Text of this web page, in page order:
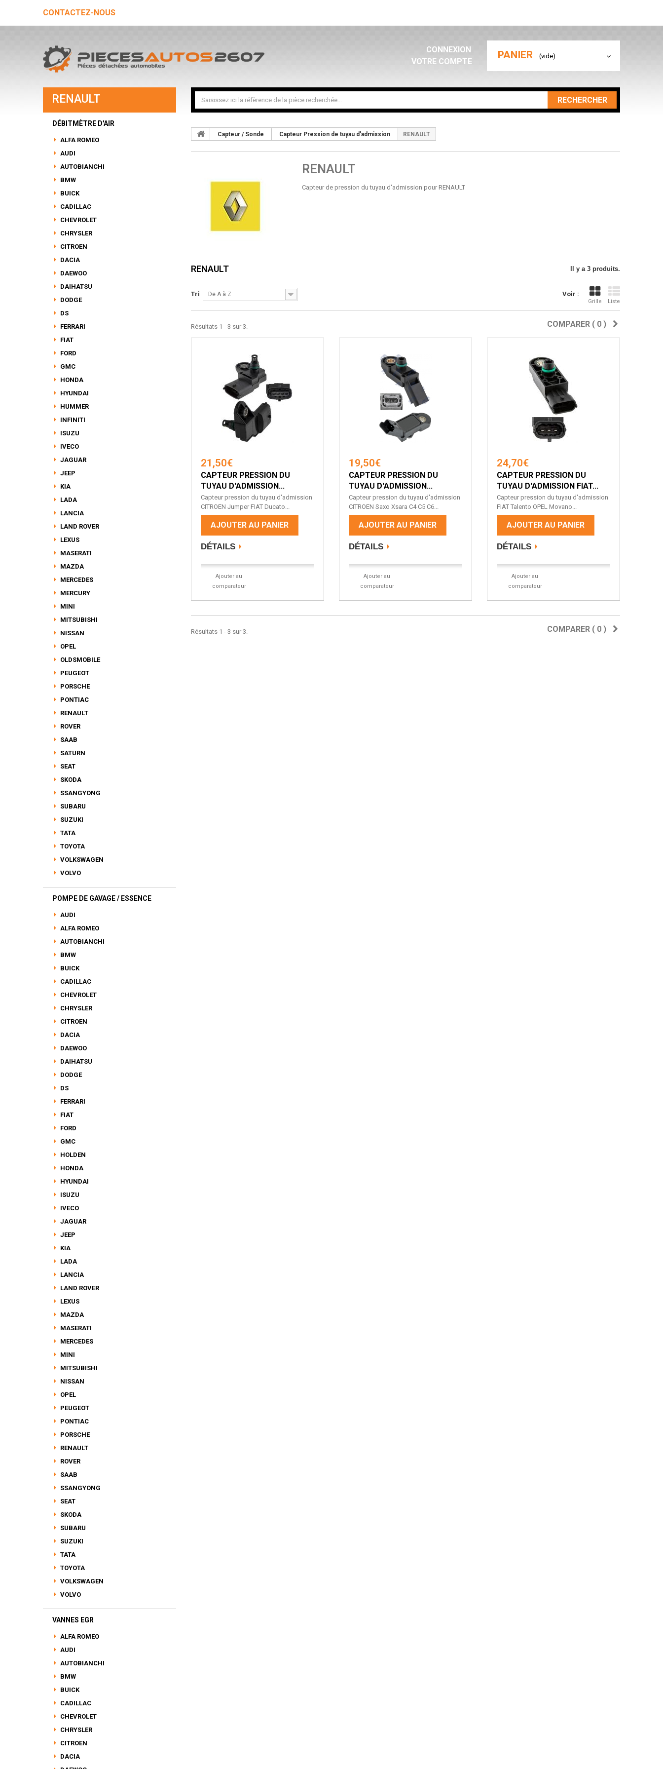
CONTACTEZ-NOUS
PANIER (vide)
CONNEXION
VOTRE COMPTE
RECHERCHER
RENAULT
DÉBITMÈTRE D'AIR
ALFA ROMEO
AUDI
AUTOBIANCHI
BMW
BUICK
CADILLAC
CHEVROLET
CHRYSLER
CITROEN
DACIA
DAEWOO
DAIHATSU
DODGE
DS
FERRARI
FIAT
FORD
GMC
HONDA
HYUNDAI
HUMMER
INFINITI
ISUZU
IVECO
JAGUAR
JEEP
KIA
LADA
LANCIA
LAND ROVER
LEXUS
MASERATI
MAZDA
MERCEDES
MERCURY
MINI
MITSUBISHI
NISSAN
OPEL
OLDSMOBILE
PEUGEOT
PORSCHE
PONTIAC
RENAULT
ROVER
SAAB
SATURN
SEAT
SKODA
SSANGYONG
SUBARU
SUZUKI
TATA
TOYOTA
VOLKSWAGEN
VOLVO
POMPE DE GAVAGE / ESSENCE
AUDI
ALFA ROMEO
AUTOBIANCHI
BMW
BUICK
CADILLAC
CHEVROLET
CHRYSLER
CITROEN
DACIA
DAEWOO
DAIHATSU
DODGE
DS
FERRARI
FIAT
FORD
GMC
HOLDEN
HONDA
HYUNDAI
ISUZU
IVECO
JAGUAR
JEEP
KIA
LADA
LANCIA
LAND ROVER
LEXUS
MAZDA
MASERATI
MERCEDES
MINI
MITSUBISHI
NISSAN
OPEL
PEUGEOT
PONTIAC
PORSCHE
RENAULT
ROVER
SAAB
SSANGYONG
SEAT
SKODA
SUBARU
SUZUKI
TATA
TOYOTA
VOLKSWAGEN
VOLVO
VANNES EGR
ALFA ROMEO
AUDI
AUTOBIANCHI
BMW
BUICK
CADILLAC
CHEVROLET
CHRYSLER
CITROEN
DACIA
Capteur / Sonde Capteur Pression de tuyau d'admission RENAULT
RENAULT
Capteur de pression du tuyau d'admission pour RENAULT
RENAULT Il y a 3 produits.
Voir :
Grille Liste
Tri De A à Z
COMPARER ( 0 )
Résultats 1 - 3 sur 3.
21,50€
CAPTEUR PRESSION DU
TUYAU D'ADMISSION...
Capteur pression du tuyau d'admission
CITROEN Jumper FIAT Ducato...
AJOUTER AU PANIER
DÉTAILS
Ajouter au
comparateur
19,50€
CAPTEUR PRESSION DU
TUYAU D'ADMISSION...
Capteur pression du tuyau d'admission
CITROEN Saxo Xsara C4 C5 C6...
AJOUTER AU PANIER
DÉTAILS
Ajouter au
comparateur
24,70€
CAPTEUR PRESSION DU
TUYAU D'ADMISSION FIAT...
Capteur pression du tuyau d'admission
FIAT Talento OPEL Movano...
AJOUTER AU PANIER
DÉTAILS
Ajouter au
comparateur
COMPARER ( 0 )
Résultats 1 - 3 sur 3.